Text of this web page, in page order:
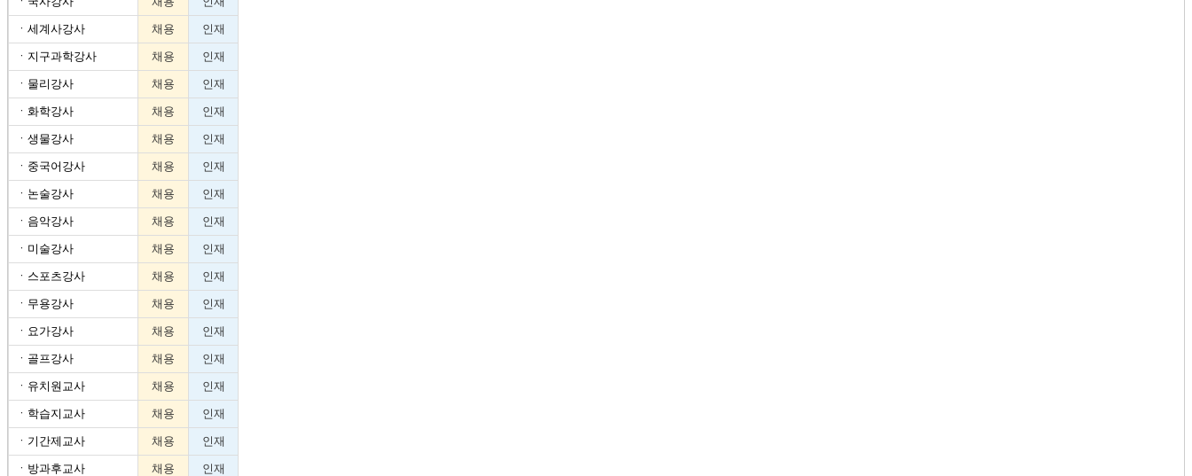
ㆍ 세계사강사 채용 인재
ㆍ 지구과학강사 채용 인재
ㆍ 물리강사 채용 인재
ㆍ 화학강사 채용 인재
ㆍ 생물강사 채용 인재
ㆍ 중국어강사 채용 인재
ㆍ 논술강사 채용 인재
ㆍ 음악강사 채용 인재
ㆍ 미술강사 채용 인재
ㆍ 스포츠강사 채용 인재
ㆍ 무용강사 채용 인재
ㆍ 요가강사 채용 인재
ㆍ 골프강사 채용 인재
ㆍ 유치원교사 채용 인재
ㆍ 학습지교사 채용 인재
ㆍ 기간제교사 채용 인재
ㆍ 방과후교사 채용 인재